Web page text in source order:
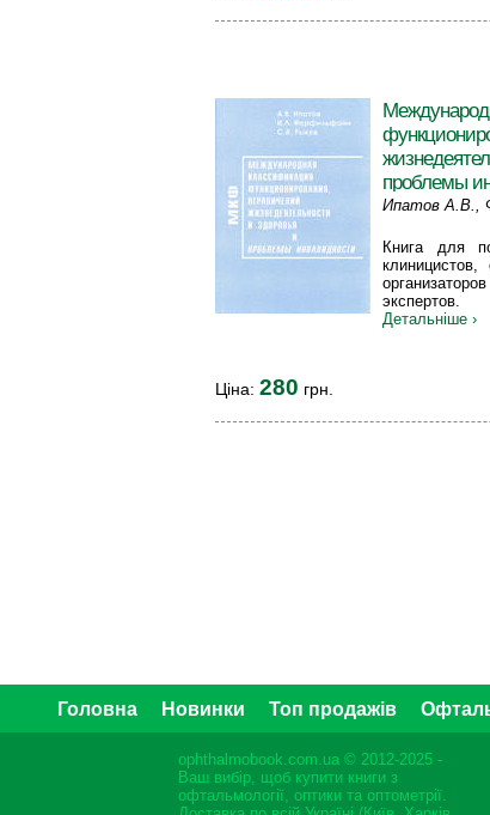
проблемы
Ипатов А.В.,
Книга для
клиницистов,
экспертов.
Детальніше ›
Ціна: 280 грн.
Головна Новинки Топ продажів
ophthalmobook.com.ua © 2012-2025 -
Ваш вибір, щоб купити книги з
офтальмології, оптики та оптометрії.